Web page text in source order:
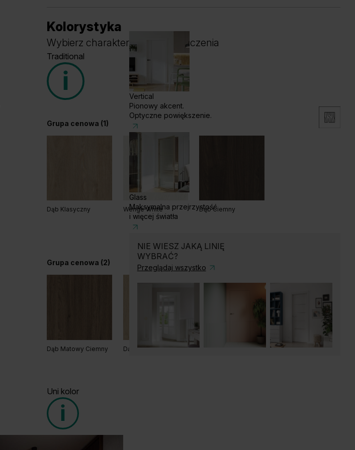
Vertical
Pionowy akcent.
Optyczne powiększenie.
Glass
Maksymalna przejrzystość
i więcej światła
NIE WIESZ JAKĄ LINIĘ
WYBRAĆ?
Przeglądaj wszystko
Kolorystyka
Wybierz charakter i kolor wykończenia
Traditional
Grupa cenowa (1)
Dąb Klasyczny Wenge White Dąb Ciemny
Grupa cenowa (2)
Dąb Matowy Ciemny Dąb Matowy Dąb Naturalny
Uni kolor